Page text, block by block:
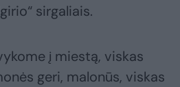
sirgaliais.
į miestą, viskas
geri, malonūs, viskas